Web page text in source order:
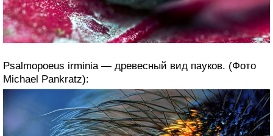
Psalmopoeus irminia — древесный вид пауков. (Фото
Michael Pankratz):